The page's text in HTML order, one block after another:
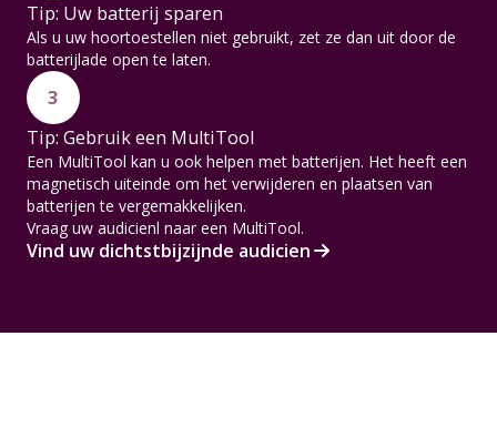
Tip: Uw batterij sparen
Als u uw hoortoestellen niet gebruikt, zet ze dan uit door de
batterijlade open te laten.
3
Tip: Gebruik een MultiTool
Een MultiTool kan u ook helpen met batterijen. Het heeft een
magnetisch uiteinde om het verwijderen en plaatsen van
batterijen te vergemakkelijken.
Vraag uw audicienl naar een MultiTool.
Vind uw dichtstbijzijnde audicien